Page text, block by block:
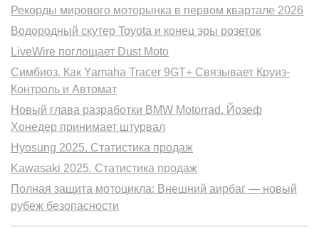
Рекорды мирового моторынка в первом квартале 2026
Водородный скутер Toyota и конец эры розеток
LiveWire поглощает Dust Moto
Симбиоз. Как Yamaha Tracer 9GT+ Связывает Круиз-
Контроль и Автомат
Новый глава разработки BMW Motorrad. Йозеф
Хонедер принимает штурвал
Hyosung 2025. Статистика продаж
Kawasaki 2025. Статистика продаж
Полная защита мотоцикла: Внешний аирбаг — новый
рубеж безопасности